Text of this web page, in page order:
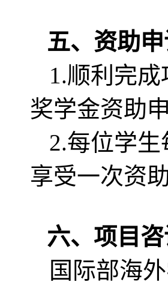
五、资助
1.顺利完
奖学金资助
2.每位学
享受一次资助
六、项目
国际部海